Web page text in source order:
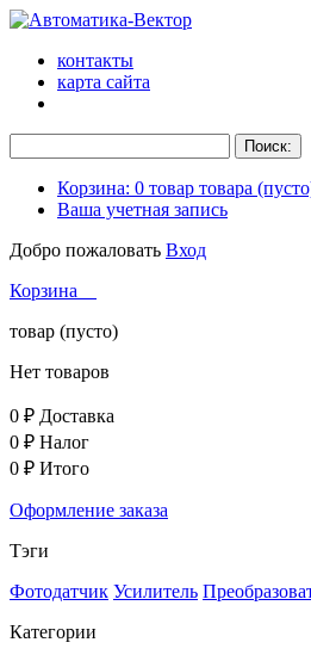
контакты
карта сайта
Корзина: 0 товар товара
Ваша учетная запись
Добро пожаловать Вход
Корзина
товар (пусто)
Нет товаров
0 ₽ Доставка
0 ₽ Налог
0 ₽ Итого
Оформление заказа
Тэги
Фотодатчик Усилитель
Категории